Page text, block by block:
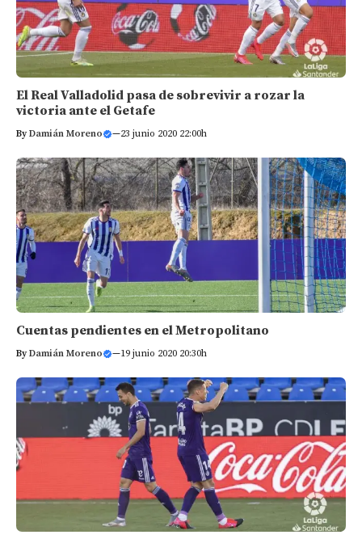
El Real Valladolid pasa de sobrevivir a rozar la
victoria ante el Getafe
ByDamián Moreno —23 junio 2020 22:00h
Cuentas pendientes en el Metropolitano
ByDamián Moreno —19 junio 2020 20:30h